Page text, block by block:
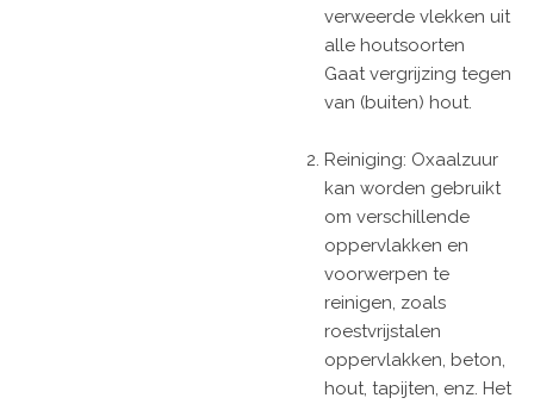
verweerde vlekken uit
alle houtsoorten
Gaat vergrijzing tegen
van (buiten) hout.
Reiniging: Oxaalzuur
kan worden gebruikt
om verschillende
oppervlakken en
voorwerpen te
reinigen, zoals
roestvrijstalen
oppervlakken, beton,
hout, tapijten, enz. Het